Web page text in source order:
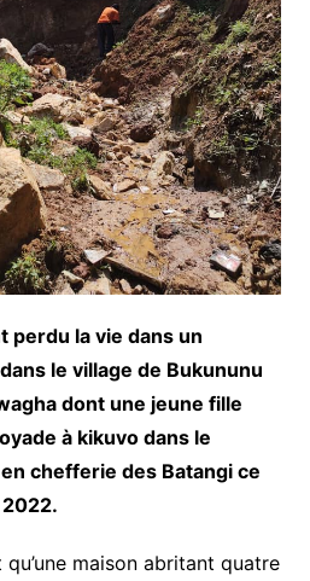
perdu la vie dans un
le village de Bukununu
dont une jeune fille
à kikuvo dans le
chefferie des Batangi ce
maison abritant quatre